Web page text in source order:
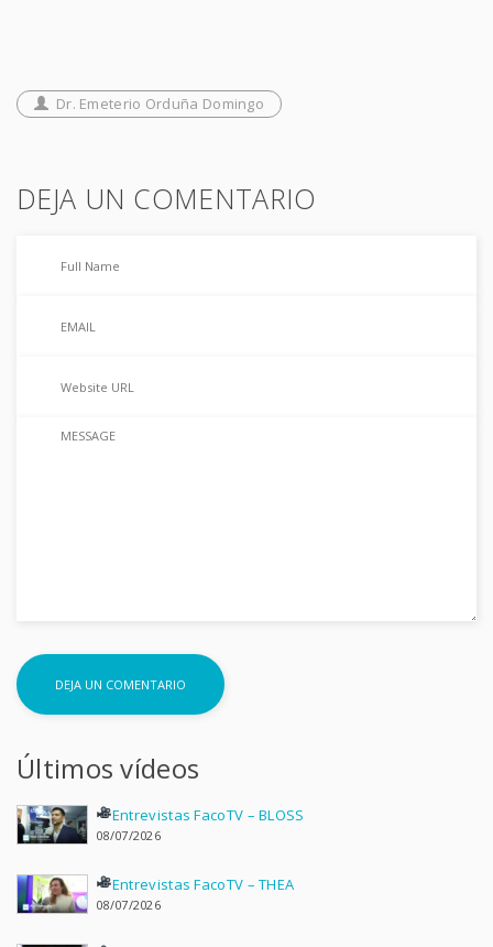
Dr. Emeterio Orduña Domingo
DEJA UN COMENTARIO
Últimos vídeos
Entrevistas FacoTV – BLOSS
08/07/2026
Entrevistas FacoTV – THEA
08/07/2026